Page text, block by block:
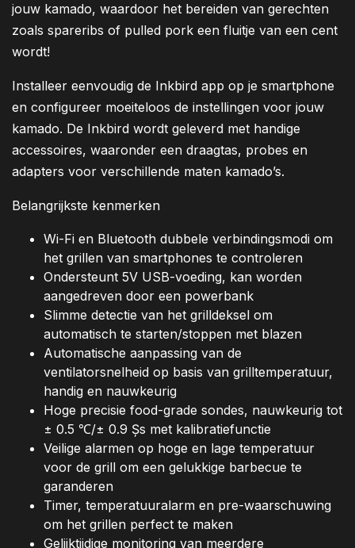
jouw kamado, waardoor het bereiden van gerechten
zoals spareribs of pulled pork een fluitje van een cent
wordt!
Installeer eenvoudig de Inkbird app op je smartphone
en configureer moeiteloos de instellingen voor jouw
kamado. De Inkbird wordt geleverd met handige
accessoires, waaronder een draagtas, probes en
adapters voor verschillende maten kamado’s.
Belangrijkste kenmerken
Wi-Fi en Bluetooth dubbele verbindingsmodi om
het grillen van smartphones te controleren
Ondersteunt 5V USB-voeding, kan worden
aangedreven door een powerbank
Slimme detectie van het grilldeksel om
automatisch te starten/stoppen met blazen
Automatische aanpassing van de
ventilatorsnelheid op basis van grilltemperatuur,
handig en nauwkeurig
Hoge precisie food-grade sondes, nauwkeurig tot
± 0.5 ℃/± 0.9 Șs met kalibratiefunctie
Veilige alarmen op hoge en lage temperatuur
voor de grill om een gelukkige barbecue te
garanderen
Timer, temperatuuralarm en pre-waarschuwing
om het grillen perfect te maken
Gelijktijdige monitoring van meerdere